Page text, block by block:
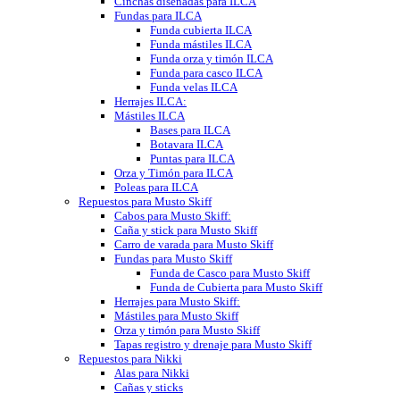
Fundas para ILCA
Funda cubierta ILCA
Funda mástiles ILCA
Funda orza y timón ILCA
Funda para casco ILCA
Funda velas ILCA
Herrajes ILCA:
Mástiles ILCA
Bases para ILCA
Botavara ILCA
Puntas para ILCA
Orza y Timón para ILCA
Poleas para ILCA
Repuestos para Musto Skiff
Cabos para Musto Skiff:
Caña y stick para Musto Skiff
Carro de varada para Musto Skiff
Fundas para Musto Skiff
Funda de Casco para Musto Skiff
Funda de Cubierta para Musto Skiff
Herrajes para Musto Skiff:
Mástiles para Musto Skiff
Orza y timón para Musto Skiff
Tapas registro y drenaje para Musto Skiff
Repuestos para Nikki
Alas para Nikki
Cañas y sticks